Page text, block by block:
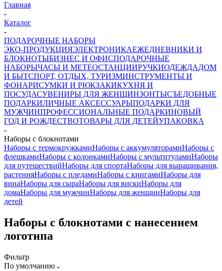
Главная
-
Каталог
-
ПОДАРОЧНЫЕ НАБОРЫ
ЭКО-ПРОДУКЦИЯЭЛЕКТРОНИКАЕЖЕДНЕВНИКИ И
БЛОКНОТЫБИЗНЕС И ОФИСПОДАРОЧНЫЕ
НАБОРЫЧАСЫ И МЕТЕОСТАНЦИИРУЧКИОДЕЖДАДОМ
И БЫТСПОРТ, ОТДЫХ, ТУРИЗМИНСТРУМЕНТЫ И
ФОНАРИСУМКИ И РЮКЗАКИКУХНЯ И
ПОСУДАСУВЕНИРЫ ДЛЯ ЖЕНЩИНЗОНТЫСЪЕДОБНЫЕ
ПОДАРКИЛИЧНЫЕ АКСЕССУАРЫПОДАРКИ ДЛЯ
МУЖЧИНПРОФЕССИОНАЛЬНЫЕ ПОДАРКИНОВЫЙ
ГОД И РОЖДЕСТВОТОВАРЫ ДЛЯ ДЕТЕЙУПАКОВКА
-
Наборы с блокнотами
Наборы с термокружкамиНаборы с аккумуляторамиНаборы с
флешкамиНаборы с колонкамиНаборы с мультитуламиНаборы
для путешествийНаборы для спортаНаборы для выращивания,
растенияНаборы с пледамиНаборы с книгамиНаборы для
винаНаборы для сыраНаборы для вискиНаборы для
домаНаборы для мужчинНаборы для женщинНаборы для
детей
Наборы с блокнотами с нанесением
логотипа
Фильтр
По умолчанию